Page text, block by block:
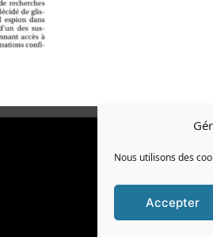
Nous utilisons des
Accepter